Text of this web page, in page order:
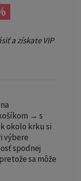
a získate VIP
→ s
okolo krku si
výbere
spodnej
sa môže